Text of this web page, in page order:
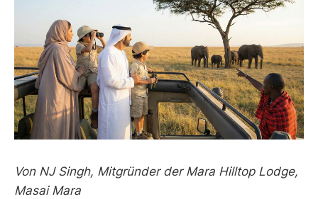
Von NJ Singh, Mitgründer der Mara Hilltop Lodge,
Masai Mara